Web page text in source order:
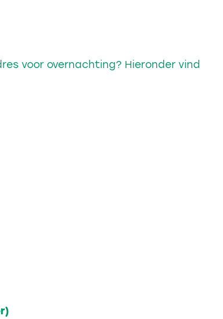
voor overnachting? Hieronder vind